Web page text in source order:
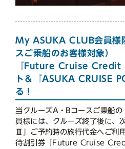
My ASUKA CLUB会員様
スご乗船のお客様対象）
『Future Cruise Credit
ト＆『ASUKA CRUISE
る！
当クルーズA・Bコースご乗船
員様には、クルーズ終了後に、
Ⅲ」ご予約時の旅行代金へご利
待割引券『Future Cruise